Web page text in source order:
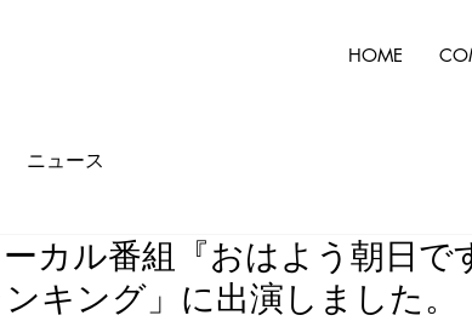
HOME
ニュース
カル番組『おはよう朝日で
キング」に出演しました。